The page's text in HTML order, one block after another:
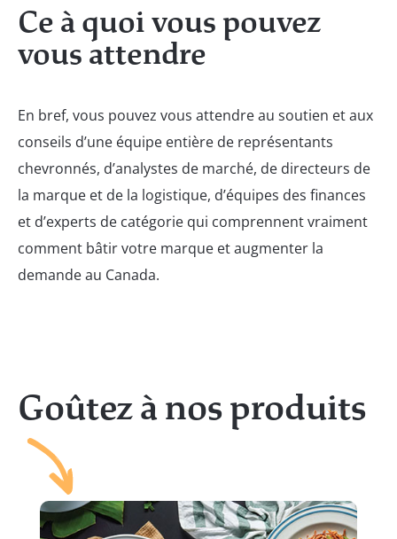
Ce à quoi vous pouvez
vous attendre
En bref, vous pouvez vous attendre au soutien et aux
conseils d’une équipe entière de représentants
chevronnés, d’analystes de marché, de directeurs de
la marque et de la logistique, d’équipes des finances
et d’experts de catégorie qui comprennent vraiment
comment bâtir votre marque et augmenter la
demande au Canada.
Goûtez à nos produits